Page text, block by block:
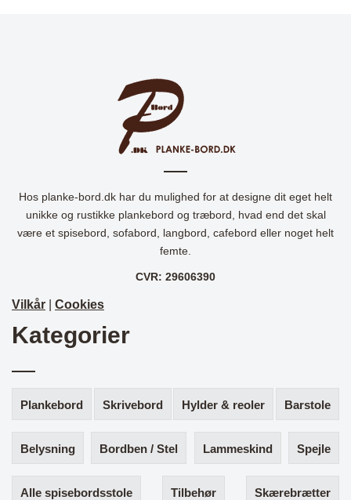
Hos planke-bord.dk har du mulighed for at designe dit eget helt
unikke og rustikke plankebord og træbord, hvad end det skal
være et spisebord, sofabord, langbord, cafebord eller noget helt
femte.
CVR: 29606390
Vilkår Cookies
Kategorier
Plankebord Skrivebord Hylder & reoler Barstole
Belysning Bordben / Stel Lammeskind Spejle
Alle spisebordsstole Tilbehør Skærebrætter